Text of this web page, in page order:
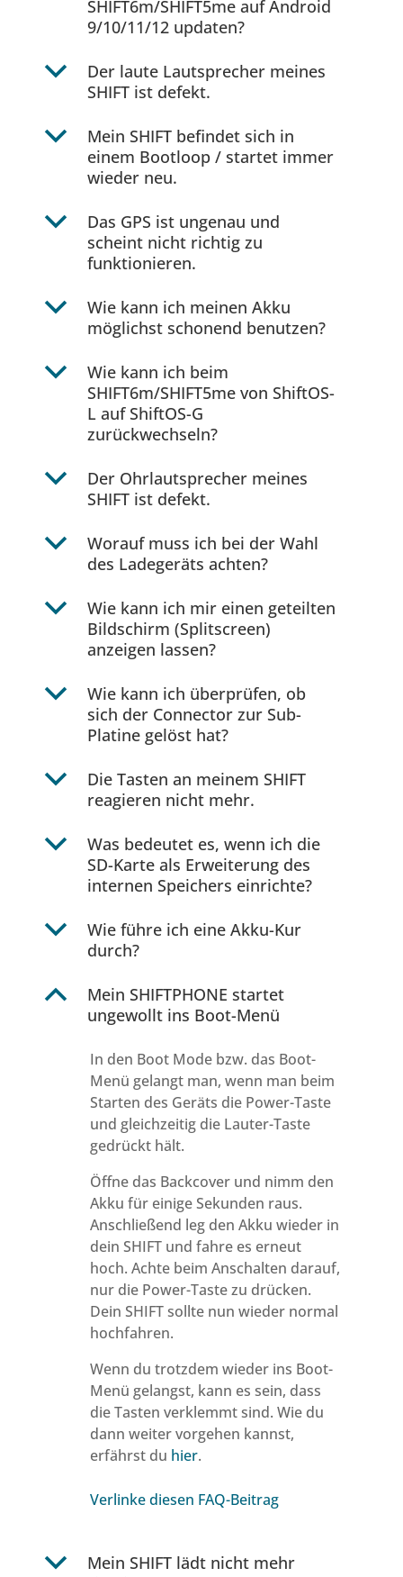
SHIFT6m/SHIFT5me auf Android
9/10/11/12 updaten?
b
Der laute Lautsprecher meines
SHIFT ist defekt.
b
Mein SHIFT befindet sich in
einem Bootloop / startet immer
wieder neu.
b
Das GPS ist ungenau und
scheint nicht richtig zu
funktionieren.
b
Wie kann ich meinen Akku
möglichst schonend benutzen?
b
Wie kann ich beim
SHIFT6m/SHIFT5me von ShiftOS-
L auf ShiftOS-G
zurückwechseln?
b
Der Ohrlautsprecher meines
SHIFT ist defekt.
b
Worauf muss ich bei der Wahl
des Ladegeräts achten?
b
Wie kann ich mir einen geteilten
Bildschirm (Splitscreen)
anzeigen lassen?
b
Wie kann ich überprüfen, ob
sich der Connector zur Sub-
Platine gelöst hat?
b
Die Tasten an meinem SHIFT
reagieren nicht mehr.
b
Was bedeutet es, wenn ich die
SD-Karte als Erweiterung des
internen Speichers einrichte?
b
Wie führe ich eine Akku-Kur
durch?
B
Mein SHIFTPHONE startet
ungewollt ins Boot-Menü
In den Boot Mode bzw. das Boot-
Menü gelangt man, wenn man beim
Starten des Geräts die Power-Taste
und gleichzeitig die Lauter-Taste
gedrückt hält.
Öffne das Backcover und nimm den
Akku für einige Sekunden raus.
Anschließend leg den Akku wieder in
dein SHIFT und fahre es erneut
hoch. Achte beim Anschalten darauf,
nur die Power-Taste zu drücken.
Dein SHIFT sollte nun wieder normal
hochfahren.
Wenn du trotzdem wieder ins Boot-
Menü gelangst, kann es sein, dass
die Tasten verklemmt sind. Wie du
dann weiter vorgehen kannst,
erfährst du hier.
Verlinke diesen FAQ-Beitrag
b
Mein SHIFT lädt nicht mehr